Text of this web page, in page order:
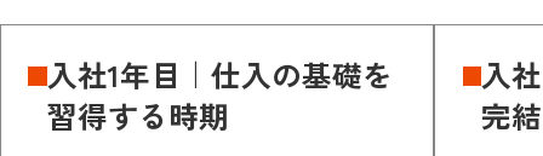
入社1年目｜仕入の基礎を
習得する時期
入
完